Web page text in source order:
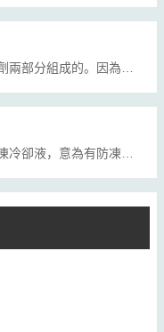
潤滑油是基礎油和添加劑兩部分組成的。因為單靠基礎油并不能滿足發動機油諸多的性能要求，基礎油是從石油中提煉的精選成份，具有基本的粘度特征，而添加劑是化學物質，用以改善和提高機油的品質。 &n...
防凍液的全稱應該叫防凍冷卻液，意為有防凍功能的冷卻液。防凍液可以防止在寒冷冬季停車時冷卻液結冰而脹裂散熱器和凍壞發動機氣缸體或蓋。許多人認為防凍液只是冬天才使用，但我們要糾正這個誤解，其...